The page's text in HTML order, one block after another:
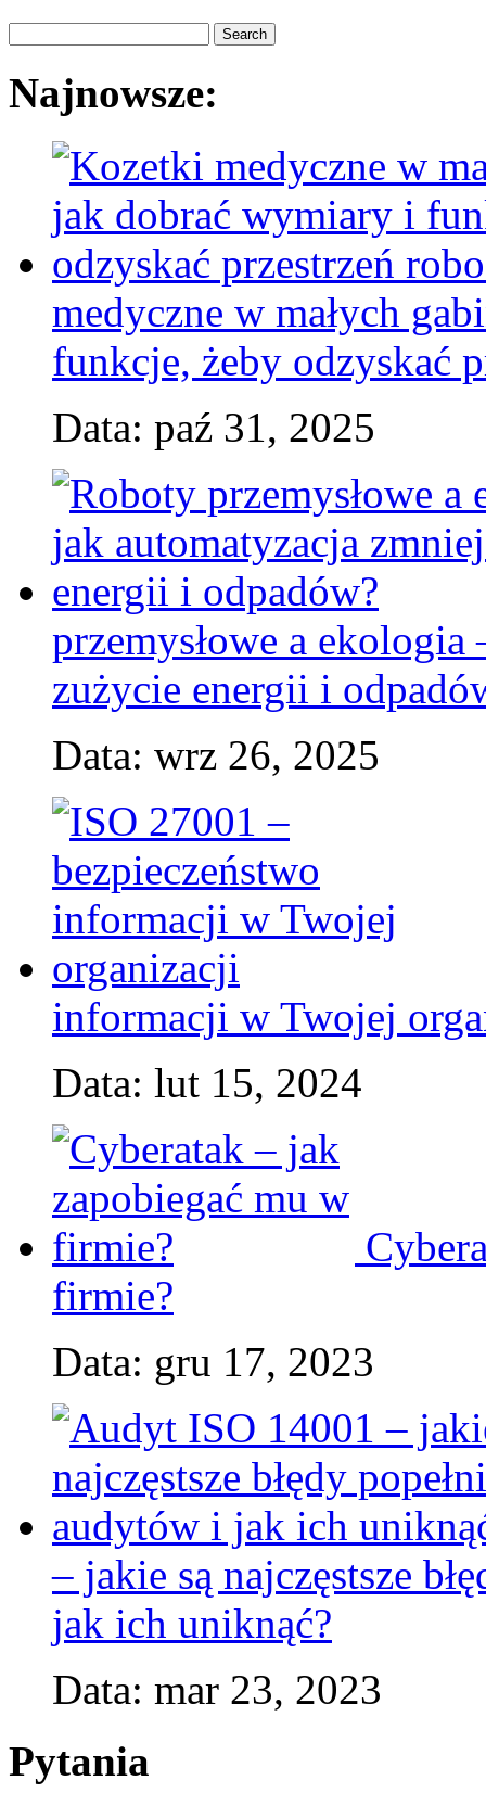
Najnowsze:
medyczne w małych
funkcje, żeby odzyskać
Data: paź 31, 2025
przemysłowe a
zużycie energii i
Data: wrz 26, 2025
informacji w Twojej
Data: lut 15, 2024
firmie?
Data: gru 17, 2023
– jakie są najczęstsze
jak ich uniknąć?
Data: mar 23, 2023
Pytania